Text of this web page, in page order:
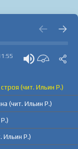
(чит. Ильин Р.)
(чит. Ильин Р.)
Ильин Р.)